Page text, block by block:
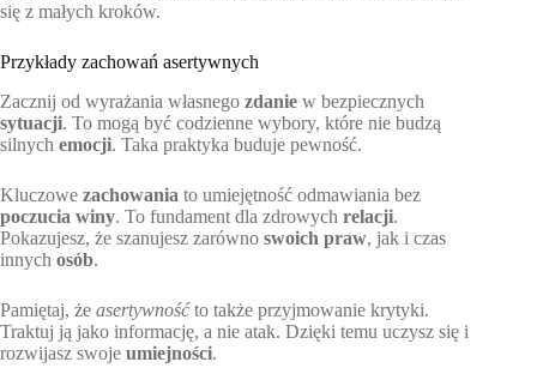
się z małych kroków.
Przykłady zachowań asertywnych
Zacznij od wyrażania własnego zdanie w bezpiecznych
sytuacji. To mogą być codzienne wybory, które nie budzą
silnych emocji. Taka praktyka buduje pewność.
Kluczowe zachowania to umiejętność odmawiania bez
poczucia winy. To fundament dla zdrowych relacji.
Pokazujesz, że szanujesz zarówno swoich praw, jak i czas
innych osób.
Pamiętaj, że asertywnośćto także przyjmowanie krytyki.
Traktuj ją jako informację, a nie atak. Dzięki temu uczysz się i
rozwijasz swoje umiejności.